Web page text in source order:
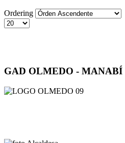
Ordering
GAD OLMEDO - MANABÍ